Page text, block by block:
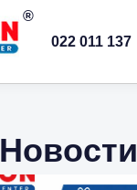
022 011 137
Новости